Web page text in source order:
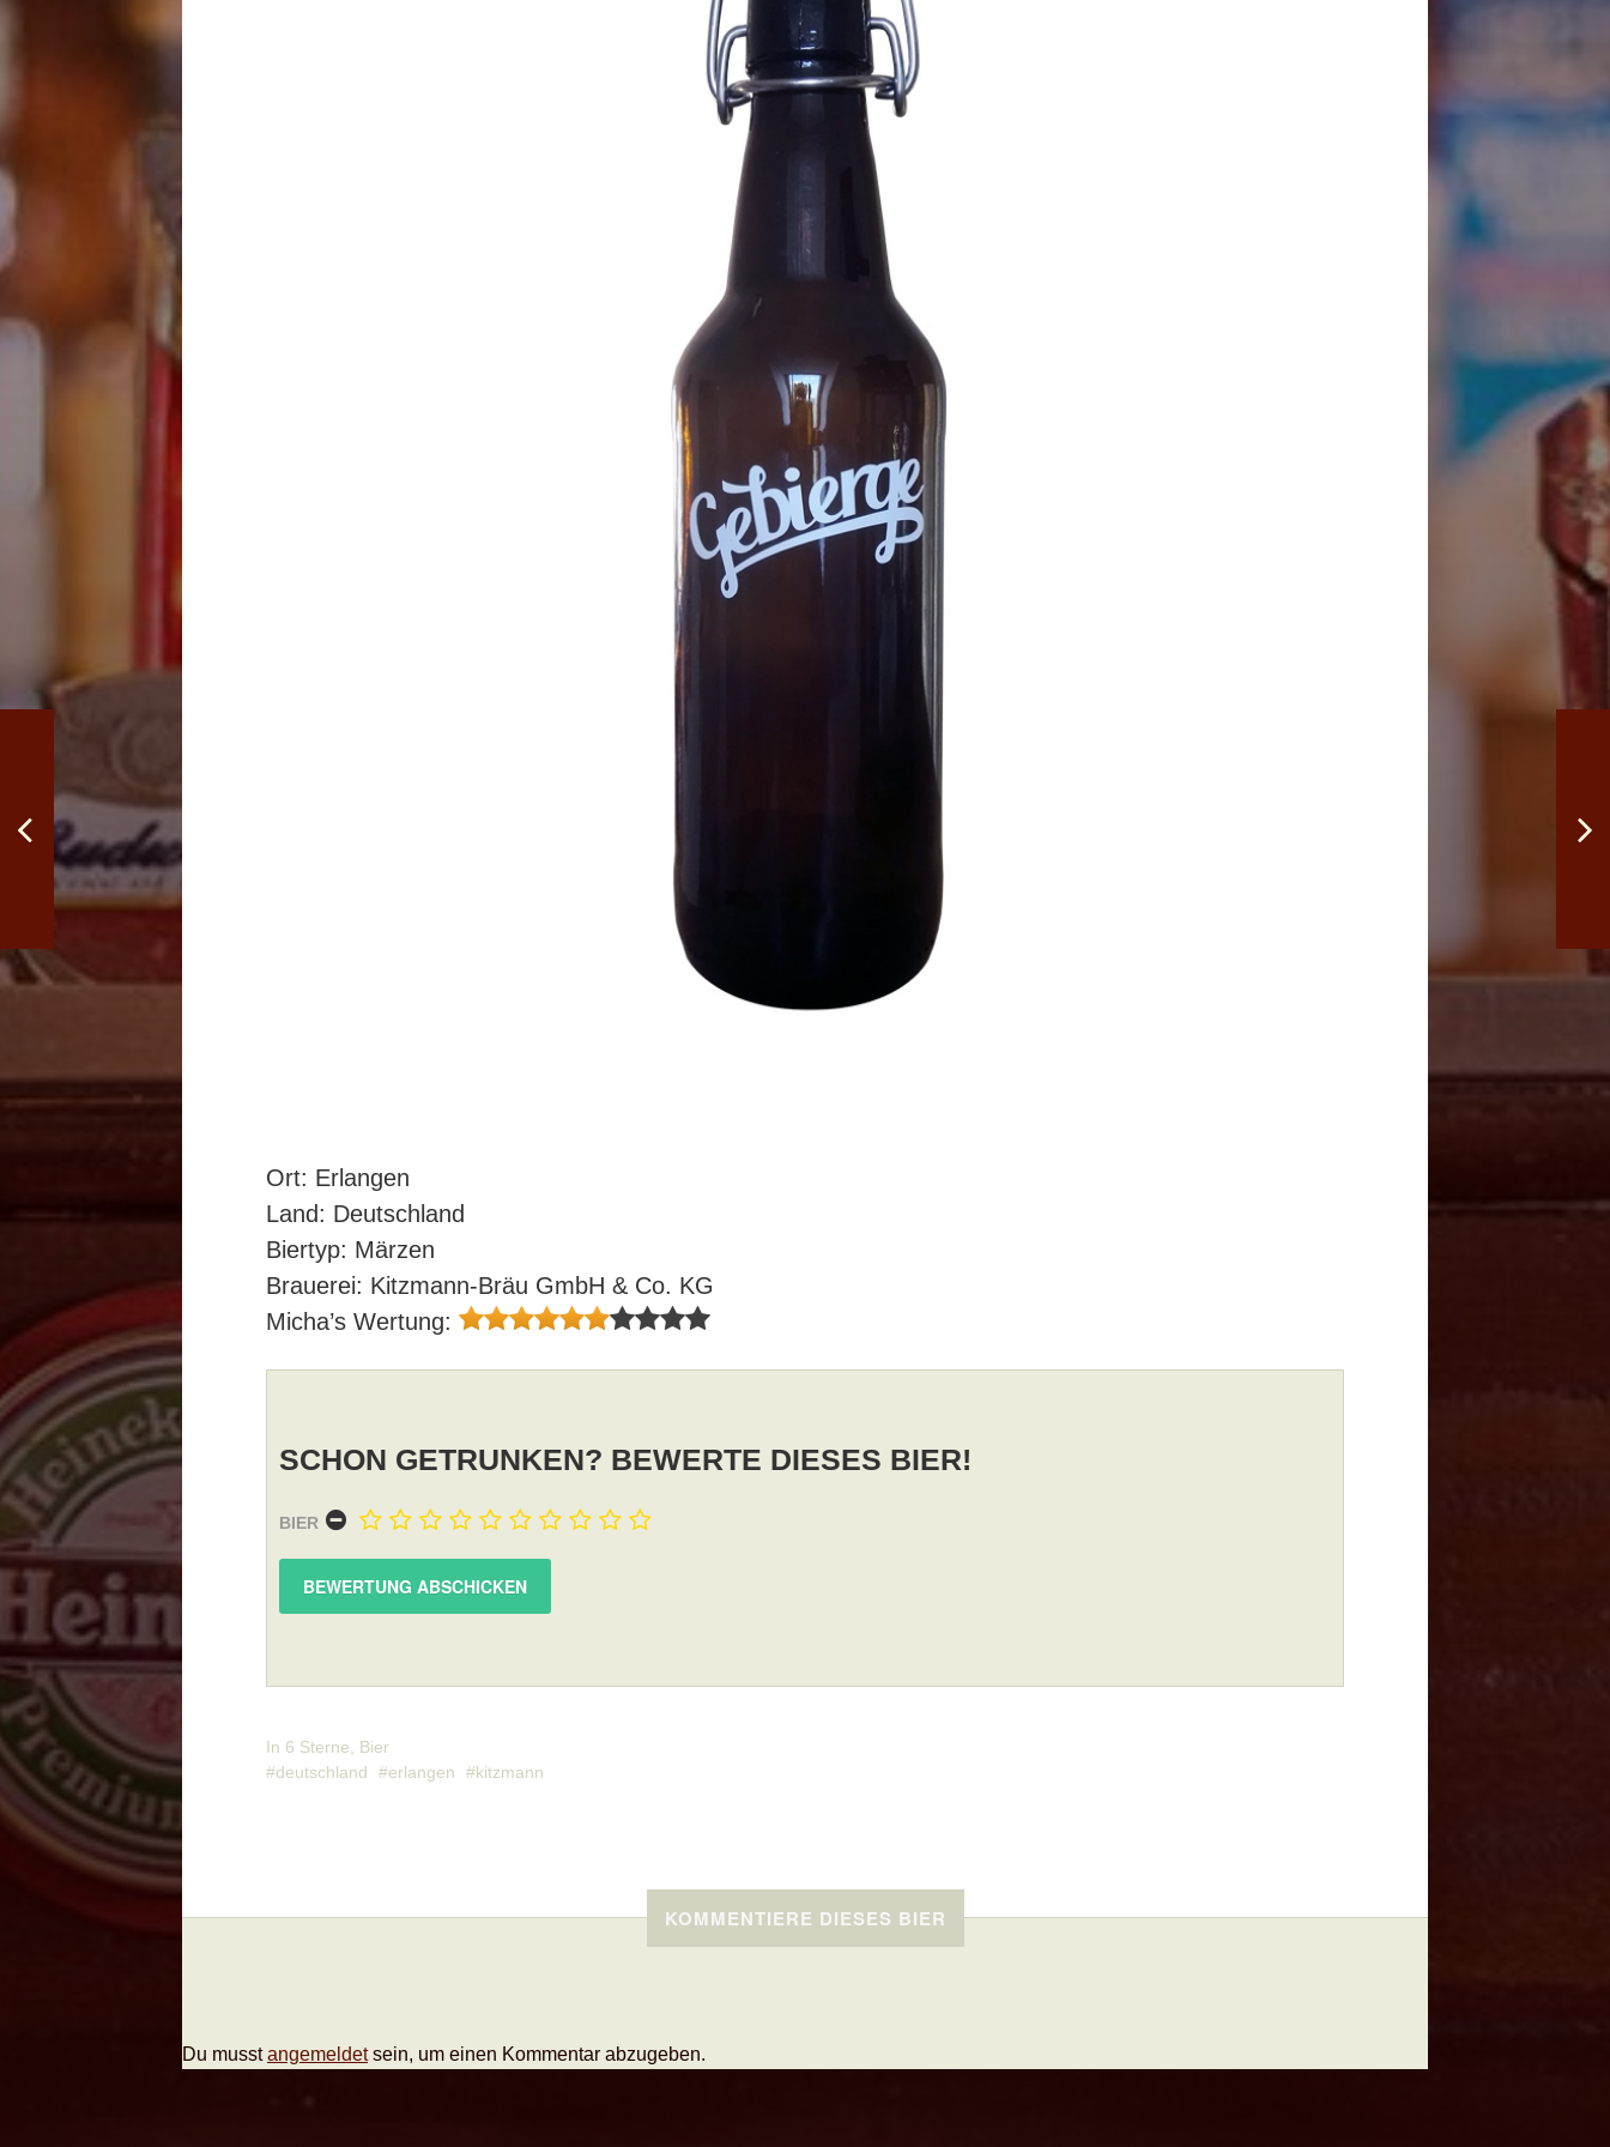
Ort: Erlangen
Land: Deutschland
Biertyp: Märzen
Brauerei: Kitzmann-Bräu GmbH & Co. KG
Micha’s Wertung:
SCHON GETRUNKEN? BEWERTE DIESES BIER!
BIER
In 6 Sterne
Bier
deutschland
erlangen kitzmann
KOMMENTIERE DIESES BIER
Du musstangemeldetsein, um einen Kommentar abzugeben.